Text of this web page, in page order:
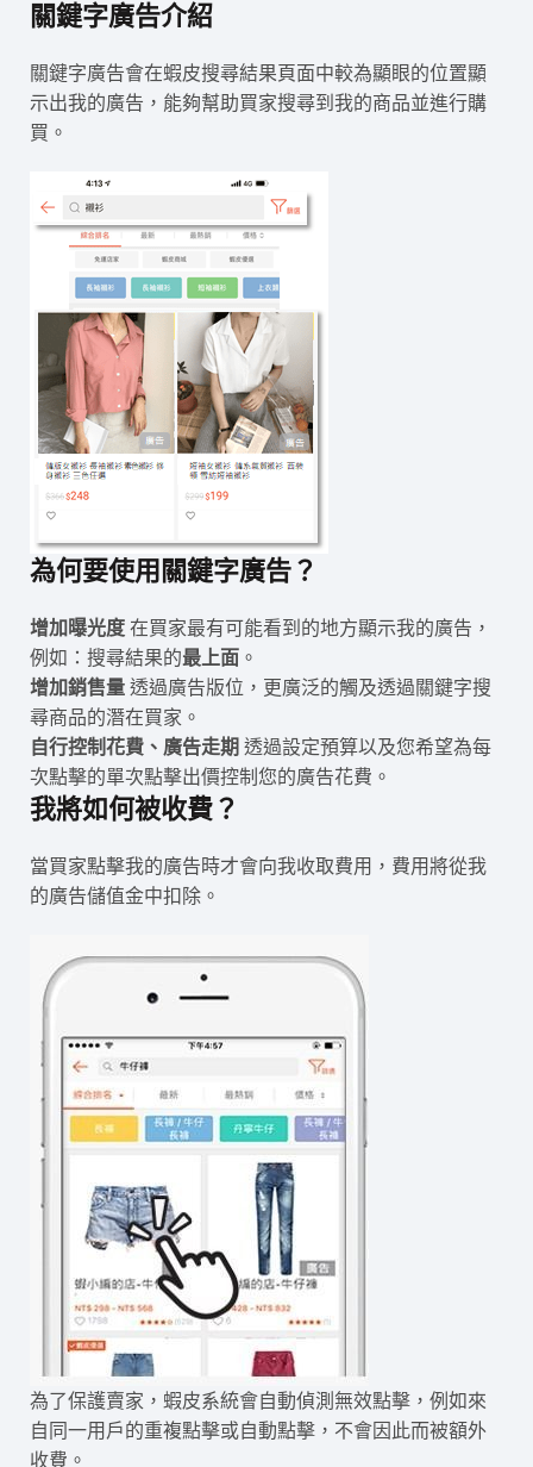
關鍵字廣告介紹
關鍵字廣告會在蝦皮搜尋結果頁面中較為顯眼的位置顯
示出我的廣告，能夠幫助買家搜尋到我的商品並進行購
買。
為何要使用關鍵字廣告？
增加曝光度 在買家最有可能看到的地方顯示我的廣告，
例如：搜尋結果的最上面 。
增加銷售量 透過廣告版位，更廣泛的觸及透過關鍵字搜
尋商品的潛在買家。
自行控制花費、廣告走期 透過設定預算以及您希望為每
次點擊的單次點擊出價控制您的廣告花費。
我將如何被收費？
當買家點擊我的廣告時才會向我收取費用，費用將從我
的廣告儲值金中扣除。
為了保護賣家，蝦皮系統會自動偵測無效點擊，例如來
自同一用戶的重複點擊或自動點擊，不會因此而被額外
收費。